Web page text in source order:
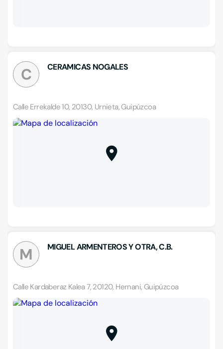
C CERAMICAS NOGALES
Calle Errekalde 10, 20130, Urnieta, Guipúzcoa
M MIGUEL ARMENTEROS Y OTRA, C.B.
Calle Kardaberaz Kalea 7, 20120, Hernani, Guipúzcoa